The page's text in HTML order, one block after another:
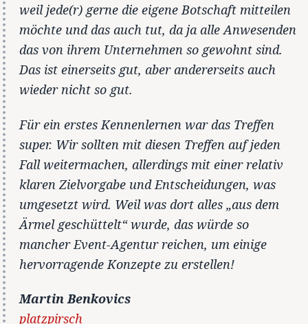
weil jede(r) gerne die eigene Botschaft mitteilen
möchte und das auch tut, da ja alle Anwesenden
das von ihrem Unternehmen so gewohnt sind.
Das ist einerseits gut, aber andererseits auch
wieder nicht so gut.
Für ein erstes Kennenlernen war das Treffen
super. Wir sollten mit diesen Treffen auf jeden
Fall weitermachen, allerdings mit einer relativ
klaren Zielvorgabe und Entscheidungen, was
umgesetzt wird. Weil was dort alles „aus dem
Ärmel geschüttelt“ wurde, das würde so
mancher Event-Agentur reichen, um einige
hervorragende Konzepte zu erstellen!
Martin Benkovics
platzpirsch